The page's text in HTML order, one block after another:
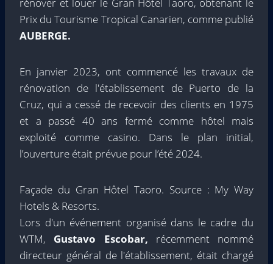
Prix du Tourisme Tropical Canarien, comme publié
AUBERGE.
En janvier 2023, ont commencé les travaux de
rénovation de l'établissement de Puerto de la
Cruz, qui a cessé de recevoir des clients en 1975
et a passé 40 ans fermé comme hôtel mais
exploité comme casino. Dans le plan initial,
l’ouverture était prévue pour l’été 2024.
Façade du Gran Hôtel Taoro. Source : My Way
Hotels & Resorts.
Lors d'un événement organisé dans le cadre du
WTM, Gustavo Escobar, récemment nommé
directeur général de l'établissement, était chargé